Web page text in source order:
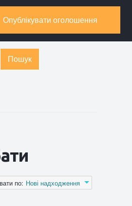
Опублікувати оголошення
Пошук
по: Нові надходження